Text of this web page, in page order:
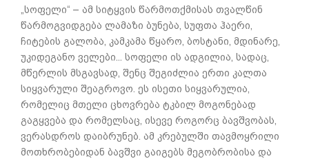
„სოფელი“ – ამ სიტყვის წარმოთქმისას თვალწინ
წარმოგვიდგება ლამაზი ბუნება, სუფთა ჰაერი,
ჩიტების გალობა, კამკამა წყარო, ბოსტანი, მდინარე,
უკიდეგანო ველები... სოფელი ის ადგილია, სადაც,
მწერლის მსგავსად, შენც შეგიძლია ერთი კალთა
სიყვარული შეაგროვო. ეს ისეთი სიყვარულია,
რომელიც მთელი ცხოვრება ტკბილ მოგონებად
გაგყვება და რომელსაც, ისევე როგორც ბავშვობას,
ვერასდროს დაიბრუნებ. ამ კრებულში თავმოყრილი
მოთხრობებიდან ბავშვი გაიგებს მეგობრობისა და